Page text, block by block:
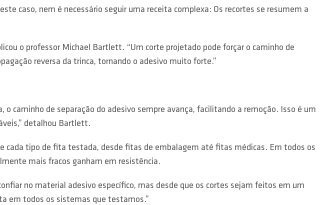
caso, nem é necessário seguir uma receita complexa: Os recortes se resumem a
o professor Michael Bartlett. “Um corte projetado pode forçar o caminho de
reversa da trinca, tornando o adesivo muito forte.”
caminho de separação do adesivo sempre avança, facilitando a remoção. Isso é um
detalhou Bartlett.
tipo de fita testada, desde fitas de embalagem até fitas médicas. Em todos os
mais fracos ganham em resistência.
no material adesivo específico, mas desde que os cortes sejam feitos em um
em todos os sistemas que testamos.”